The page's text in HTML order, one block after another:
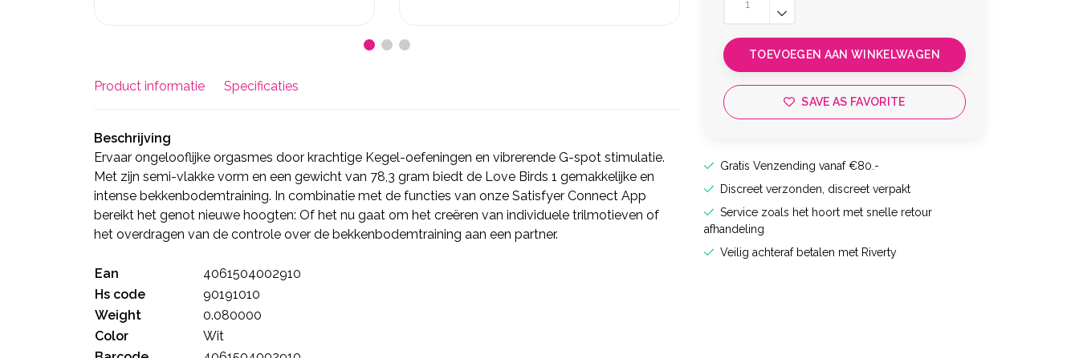
TOEVOEGEN AAN WINKELWAGEN
SAVE AS FAVORITE
Gratis Venzending vanaf €80.-
Discreet verzonden, discreet verpakt
Service zoals het hoort met snelle retour
afhandeling
Veilig achteraf betalen met Riverty
Product informatie Specificaties
Beschrijving
Ervaar ongelooflijke orgasmes door krachtige Kegel-oefeningen en vibrerende G-spot stimulatie.
Met zijn semi-vlakke vorm en een gewicht van 78,3 gram biedt de Love Birds 1 gemakkelijke en
intense bekkenbodemtraining. In combinatie met de functies van onze Satisfyer Connect App
bereikt het genot nieuwe hoogten: Of het nu gaat om het creëren van individuele trilmotieven of
het overdragen van de controle over de bekkenbodemtraining aan een partner.
Ean
4061504002910
Hs code
90191010
Weight
0.080000
Color
Wit